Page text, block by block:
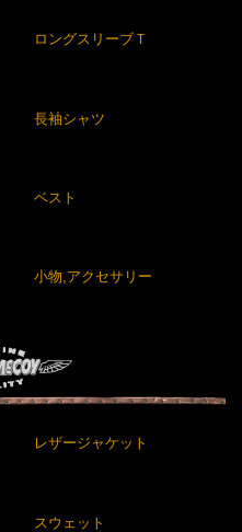
ロングスリーブＴ
長袖シャツ
ベスト
小物,アクセサリー
レザージャケット
スウェット